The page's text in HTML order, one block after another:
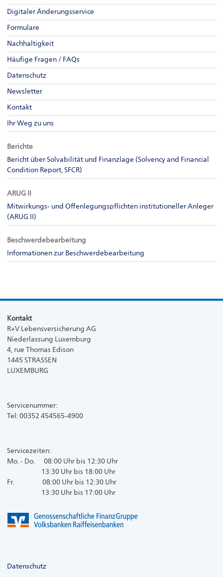
Digitaler Änderungsservice
Formulare
Nachhaltigkeit
Häufige Fragen / FAQs
Datenschutz
Newsletter
Kontakt
Ihr Weg zu uns
Berichte
Bericht über Solvabilität und Finanzlage (Solvency and Financial
Condition Report, SFCR)
ARUG II
Mitwirkungs- und Offenlegungspflichten institutioneller Anleger
(ARUG II)
Beschwerdebearbeitung
Informationen zur Beschwerdebearbeitung
Kontakt
R+V Lebensversicherung AG
Niederlassung Luxemburg
4, rue Thomas Edison
1445 STRASSEN
LUXEMBURG
Servicenummer:
Tel: 00352 454565-4900
Servicezeiten:
Mo. - Do. 08:00 Uhr bis 12:30 Uhr
13:30 Uhr bis 18:00 Uhr
Fr. 08:00 Uhr bis 12:30 Uhr
13:30 Uhr bis 17:00 Uhr
Datenschutz